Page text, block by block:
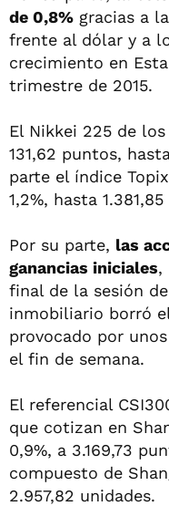
de 0,8% gracias a
frente al dólar y a
crecimiento en
trimestre de 2015.
El Nikkei 225 de
131,62 puntos,
parte el índice
1,2%, hasta
Por su parte, las
ganancias iniciales,
final de la sesión
inmobiliario borró
provocado por
el fin de semana.
El referencial
que cotizan en
0,9%, a 3.169,73
compuesto de
2.957,82 unidades.